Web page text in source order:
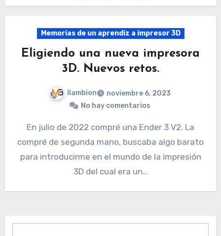
Memorias de un aprendiz a impresor 3D
Eligiendo una nueva impresora
3D. Nuevos retos.
llambion
noviembre 6, 2023
No hay comentarios
En julio de 2022 compré una Ender 3 V2. La
compré de segunda mano, buscaba algo barato
para introducirme en el mundo de la impresión
3D del cual era un…